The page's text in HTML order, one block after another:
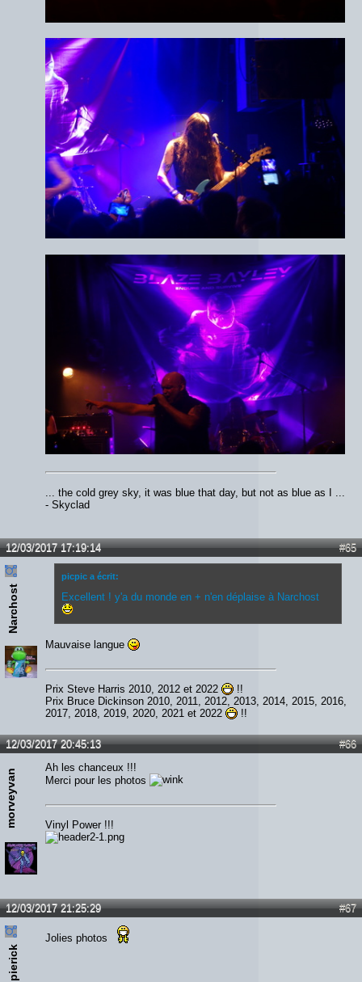
... the cold grey sky, it was blue that day, but not as blue as I ...
- Skyclad
#65
12/03/2017 17:19:14
Narchost
picpic a écrit:
Excellent ! y'a du monde en + n'en déplaise à Narchost
Mauvaise langue
Prix Steve Harris 2010, 2012 et 2022
!!
Prix Bruce Dickinson 2010, 2011, 2012, 2013, 2014, 2015, 2016,
2017, 2018, 2019, 2020, 2021 et 2022
!!
#66
12/03/2017 20:45:13
morveyvan
Ah les chanceux !!!
Merci pour les photos
Vinyl Power !!!
#67
12/03/2017 21:25:29
pierick
Jolies photos